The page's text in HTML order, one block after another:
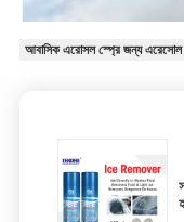
আবাসিক এরোসল স্প্রে জন্য এরেসোল